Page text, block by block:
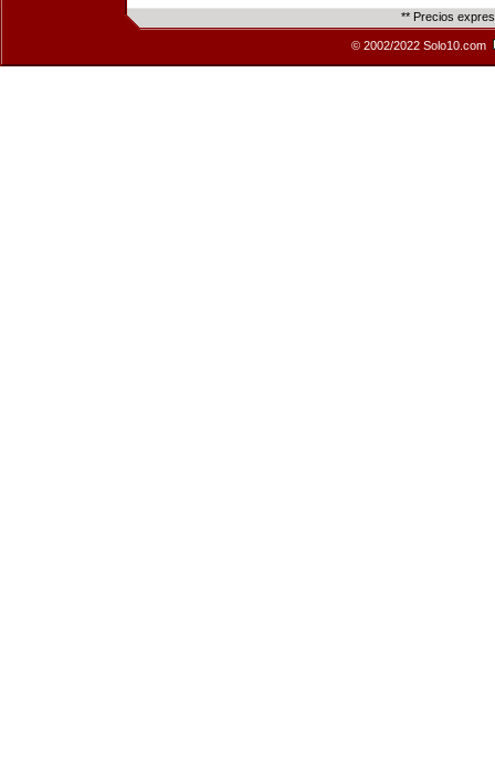
** Precios
© 2002/2022 Solo10.com